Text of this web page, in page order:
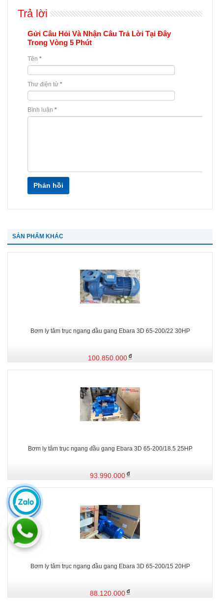
Trả lời
Gửi Câu Hỏi Và Nhận Câu Trả Lời Tại Đây
Trong Vòng 5 Phút
Tên *
Thư điện tử *
Bình luận *
Phản hồi
SẢN PHẨM KHÁC
Bơm ly tâm trục ngang đầu gang Ebara 3D 65-200/22 30HP
100.850.000
Bơm ly tâm trục ngang đầu gang Ebara 3D 65-200/18.5 25HP
93.990.000
Bơm ly tâm trục ngang đầu gang Ebara 3D 65-200/15 20HP
88.120.000